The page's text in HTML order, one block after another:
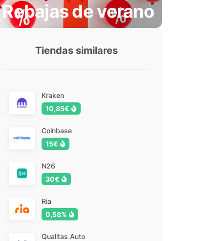
Rebajas de verano
Tiendas similares
Kraken
10,85€
Coinbase
15€
N26
30€
Ria
0,58%
Qualitas Auto